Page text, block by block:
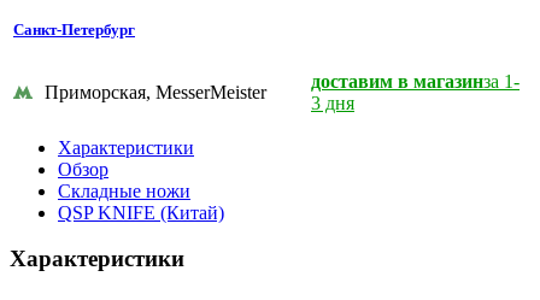
Санкт-Петербург
Приморская, MesserMeister
доставим в магазинза 1-
3 дня
Характеристики
Обзор
Складные ножи
QSP KNIFE (Китай)
Характеристики